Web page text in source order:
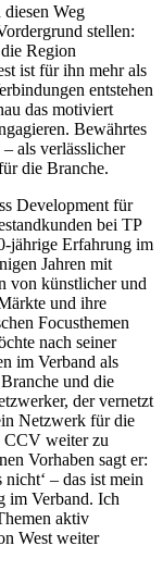
Weg
stellen:
Region
ist für ihn mehr als
entstehen
das motiviert
Bewährtes
als verlässlicher
die Branche.
Development für
bei TP
jährige Erfahrung im
Jahren mit
von künstlicher und
und ihre
Focusthemen
nach seiner
im Verband als
und die
der vernetzt
Netzwerk für die
CCV weiter zu
Vorhaben sagt er:
nicht‘ – das ist mein
im Verband. Ich
aktiv
West weiter